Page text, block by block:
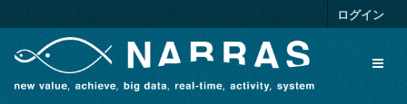
キ
ログイン